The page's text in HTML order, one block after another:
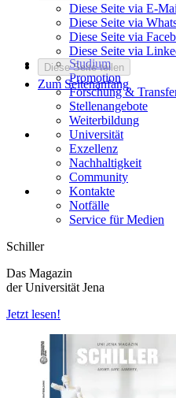
Diese Seite via E-
Diese Seite via
Diese Seite via
Diese Seite via
Diese Seite teilen
Zum Seitenanfang
Studium
Promotion
Forschung &
Stellenangebote
Weiterbildung
Universität
Exzellenz
Nachhaltigkeit
Community
Kontakte
Notfälle
Service für Medien
Schiller
Das Magazin
der Universität Jena
Jetzt lesen!